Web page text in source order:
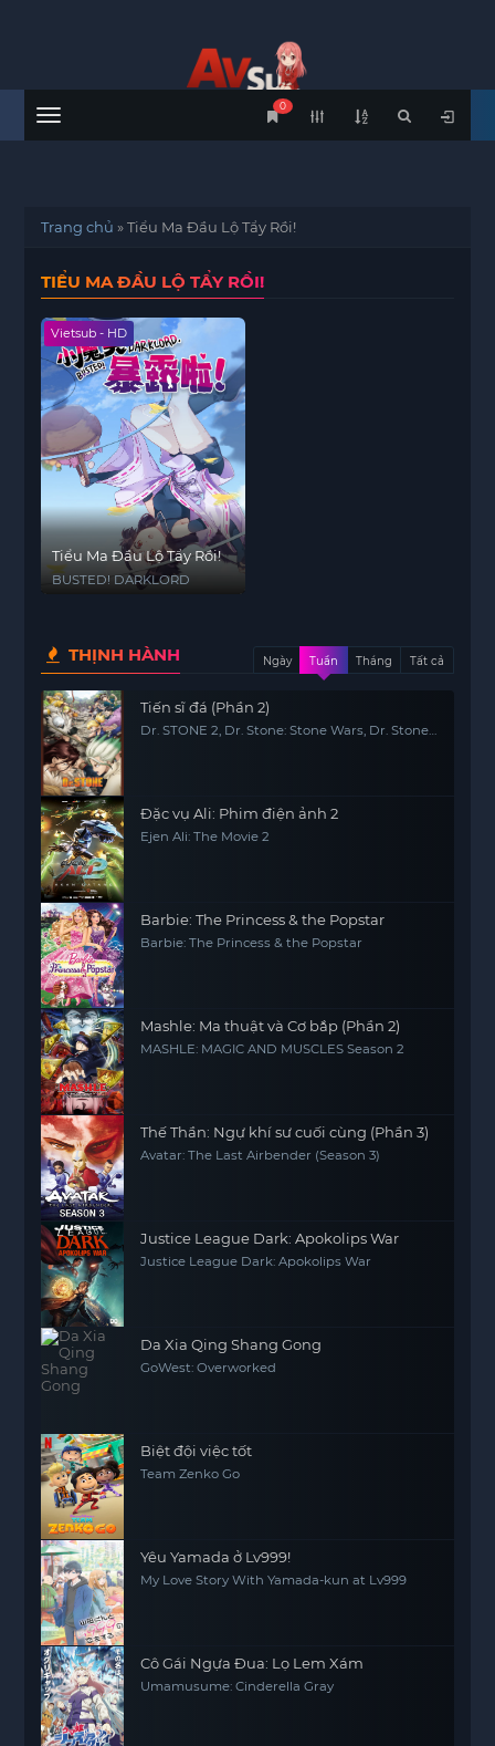
Menu
0
Trang chủ »Tiểu Ma Đầu Lộ Tẩy Rồi!
TIỂU MA ĐẦU LỘ TẨY RỒI!
Vietsub - HD
Tiểu Ma Đầu Lộ Tẩy Rồi!
BUSTED! DARKLORD
THỊNH HÀNH Ngày Tuần Tháng Tất cả
Tiến sĩ đá (Phần 2)
Dr. STONE 2, Dr. Stone: Stone Wars, Dr. Stone
Đặc vụ Ali: Phim điện ảnh 2
Ejen Ali: The Movie 2
Barbie: The Princess & the Popstar
Barbie: The Princess & the Popstar
Mashle: Ma thuật và Cơ bắp (Phần 2)
MASHLE: MAGIC AND MUSCLES Season 2
Thế Thần: Ngự khí sư cuối cùng (Phần 3)
Avatar: The Last Airbender (Season 3)
Justice League Dark: Apokolips War
Justice League Dark: Apokolips War
Da Xia Qing Shang Gong
GoWest: Overworked
Biệt đội việc tốt
Team Zenko Go
Yêu Yamada ở Lv999!
My Love Story With Yamada-kun at Lv999
Cô Gái Ngựa Đua: Lọ Lem Xám
Umamusume: Cinderella Gray